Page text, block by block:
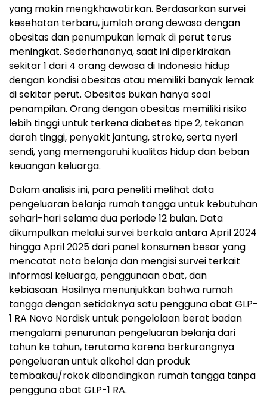
yang makin mengkhawatirkan. Berdasarkan survei
kesehatan terbaru, jumlah orang dewasa dengan
obesitas dan penumpukan lemak di perut terus
meningkat. Sederhananya, saat ini diperkirakan
sekitar 1 dari 4 orang dewasa di Indonesia hidup
dengan kondisi obesitas atau memiliki banyak lemak
di sekitar perut. Obesitas bukan hanya soal
penampilan. Orang dengan obesitas memiliki risiko
lebih tinggi untuk terkena diabetes tipe 2, tekanan
darah tinggi, penyakit jantung, stroke, serta nyeri
sendi, yang memengaruhi kualitas hidup dan beban
keuangan keluarga.
Dalam analisis ini, para peneliti melihat data
pengeluaran belanja rumah tangga untuk kebutuhan
sehari-hari selama dua periode 12 bulan. Data
dikumpulkan melalui survei berkala antara April 2024
hingga April 2025 dari panel konsumen besar yang
mencatat nota belanja dan mengisi survei terkait
informasi keluarga, penggunaan obat, dan
kebiasaan. Hasilnya menunjukkan bahwa rumah
tangga dengan setidaknya satu pengguna obat GLP-
1 RA Novo Nordisk untuk pengelolaan berat badan
mengalami penurunan pengeluaran belanja dari
tahun ke tahun, terutama karena berkurangnya
pengeluaran untuk alkohol dan produk
tembakau/rokok dibandingkan rumah tangga tanpa
pengguna obat GLP-1 RA.